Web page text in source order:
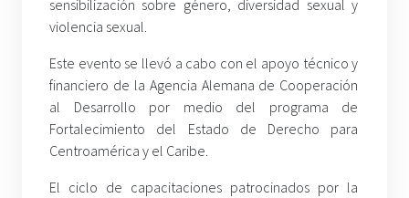
sensibilización sobre género, diversidad sexual y
violencia sexual.
Este evento se llevó a cabo con el apoyo técnico y
financiero de la Agencia Alemana de Cooperación
al Desarrollo por medio del programa de
Fortalecimiento del Estado de Derecho para
Centroamérica y el Caribe.
El ciclo de capacitaciones patrocinados por la